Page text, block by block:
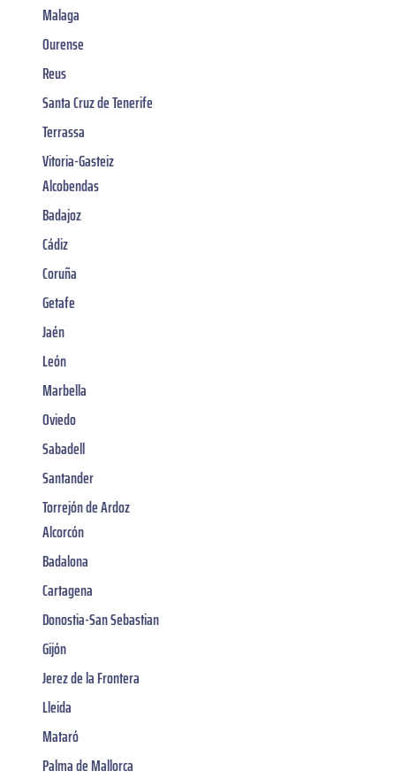
Malaga
Ourense
Reus
Santa Cruz de Tenerife
Terrassa
Vitoria-Gasteiz
Alcobendas
Badajoz
Cádiz
Coruña
Getafe
Jaén
León
Marbella
Oviedo
Sabadell
Santander
Torrejón de Ardoz
Alcorcón
Badalona
Cartagena
Donostia-San Sebastian
Gijón
Jerez de la Frontera
Lleida
Mataró
Palma de Mallorca